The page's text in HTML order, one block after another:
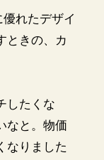
れたデザイ
ときの、カ
したくな
なと。物価
なりました